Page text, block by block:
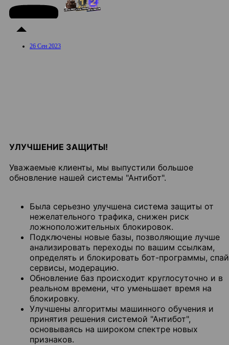
26 Сен 2023
УЛУЧШЕНИЕ ЗАЩИТЫ!
Уважаемые клиенты, мы выпустили большое
обновление нашей системы "Антибот".
Была серьезно улучшена система защиты от
нежелательного трафика, снижен риск
ложноположительных блокировок.
Подключены новые базы, позволяющие лучше
анализировать переходы по вашим ссылкам,
определять и блокировать бот-программы, спай
сервисы, модерацию.
Обновление баз происходит круглосуточно и в
реальном времени, что уменьшает время на
блокировку.
Улучшены алгоритмы машинного обучения и
принятия решения системой "Антибот",
основываясь на широком спектре новых
признаков.